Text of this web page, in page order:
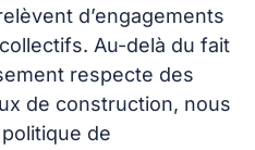
d’engagements
Au-delà du fait
respecte des
de construction, nous
de